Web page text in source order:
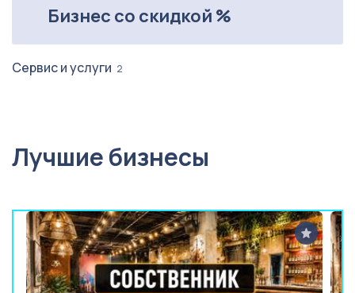
Бизнес со скидкой %
Сервис и услуги 2
Лучшие бизнесы